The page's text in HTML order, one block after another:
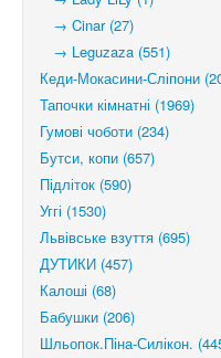
→ Cinar (27)
→ Leguzaza (551)
Кеди-Мокасини-Сліпони
Тапочки кімнатні (1969)
Гумові чоботи (234)
Бутси, копи (657)
Підліток (590)
Уггі (1530)
Львівське взуття (695)
ДУТИКИ (457)
Калоші (68)
Бабушки (206)
Шльопок.Піна-Силікон.